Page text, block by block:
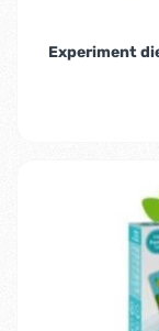
Experiment